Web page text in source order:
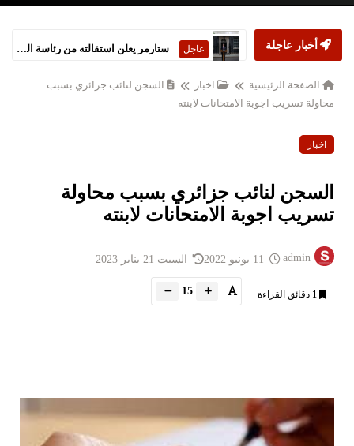
أخبار عاجلة عاجل
الصفحة الرئيسية اخبار
السجن لنائب جزائري بسبب
محاولة تسريب اجوبة الامتحانات لابنته
اخبار
السجن لنائب جزائري بسبب محاولة
تسريب اجوبة الامتحانات لابنته
admin السبت 21 يناير 2023
1 دقائق القراءة 15